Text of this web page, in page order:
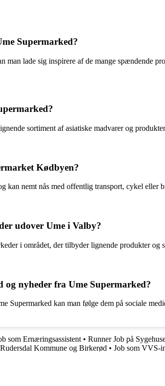
Supermarked?
man lade sig inspirere af de mange spændende
sortiment af asiatiske madvarer og
Kødbyen?
kan nemt nås med offentlig transport, cykel
udover Ume i Valby?
i området, der tilbyder lignende produkter og
nyheder fra Ume Supermarked?
Supermarked kan man følge dem på sociale
som Ernæringsassistent • Runner Job på
Kommune og Birkerød • Job som VVS-